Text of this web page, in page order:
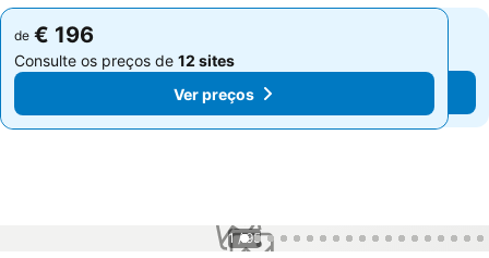
de € 196
Consulte os preços de 12 sites
Ver preços
de € 196
Consulte os preços de 12 sites
Ver preços
1 / 95